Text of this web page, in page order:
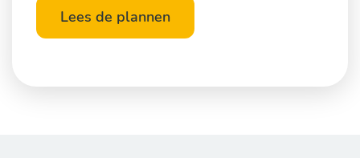
Lees de plannen